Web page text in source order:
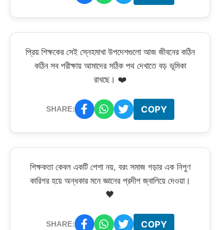
প্রিয় শিক্ষকের সেই স্নেহমাখা উপদেশগুলো আজ জীবনের কঠিন
কঠিন সব পরীক্ষায় আমাদের সঠিক পথ দেখাতে বড় ভূমিকা
রাখছে। ❤️
SHARE: COPY
শিক্ষকতা কেবল একটি পেশা নয়, বরং সমাজ গড়ার এক নিপুণ
কারিগর হয়ে অন্ধকার মনে জ্ঞানের প্রদীপ জ্বালিয়ে দেওয়া।
🖤
SHARE: COPY